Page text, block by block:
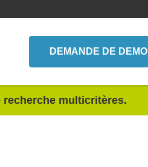
DEMANDE DE DEMO
recherche multicritères.